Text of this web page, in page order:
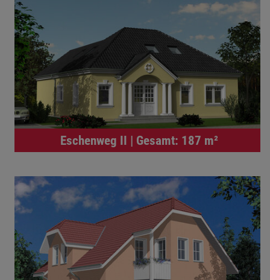
Eschenweg II | Gesamt: 187 m²